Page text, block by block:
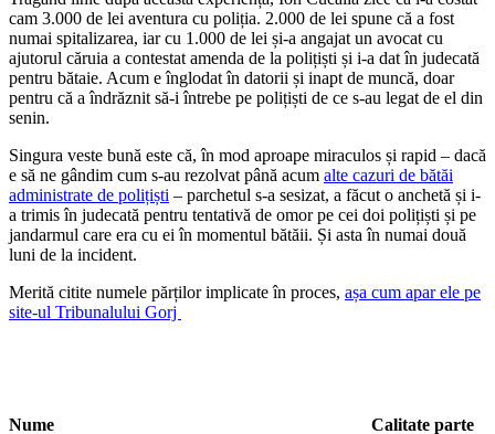
cam 3.000 de lei aventura cu poliția. 2.000 de lei spune că a fost
numai spitalizarea, iar cu 1.000 de lei și-a angajat un avocat cu
ajutorul căruia a contestat amenda de la polițiști și i-a dat în judecată
pentru bătaie. Acum e înglodat în datorii și inapt de muncă, doar
pentru că a îndrăznit să-i întrebe pe polițiști de ce s-au legat de el din
senin.
Singura veste bună este că, în mod aproape miraculos și rapid – dacă
e să ne gândim cum s-au rezolvat până acum alte cazuri de bătăi
administrate de polițiști – parchetul s-a sesizat, a făcut o anchetă și i-
a trimis în judecată pentru tentativă de omor pe cei doi polițiști și pe
jandarmul care era cu ei în momentul bătăii. Și asta în numai două
luni de la incident.
Merită citite numele părților implicate în proces, așa cum apar ele pe
site-ul Tribunalului Gorj
Nume
Calitate parte